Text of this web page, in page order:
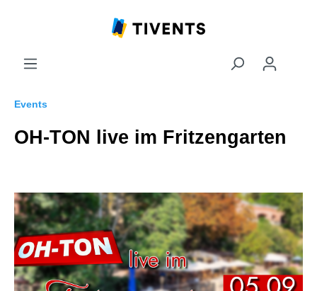
Events
OH-TON live im Fritzengarten